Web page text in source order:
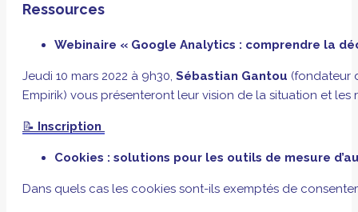
Ressources
Webinaire « Google Analytics : comprendre la
Jeudi 10 mars 2022 à 9h30, Sébastian Gantou (fondateur
Empirik) vous présenteront leur vision de la situation et
📝 Inscription
Cookies : solutions pour les outils de mesure
Dans quels cas les cookies sont-ils exemptés de